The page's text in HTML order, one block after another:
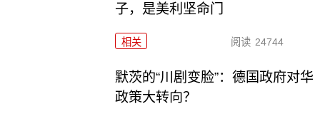
子，是美利坚命门
相关 阅读 24744
默茨的“川剧变脸”：德国政府对华
政策大转向？